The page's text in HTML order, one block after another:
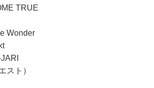
TRUE
Wonder
ト）